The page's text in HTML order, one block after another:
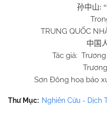
孙中山: “
TRUNG QUỐC
中国
Tác giả:
Trương
Sơn Đông hoạ báo
Thư Mục: Nghiên Cứu - Dịch